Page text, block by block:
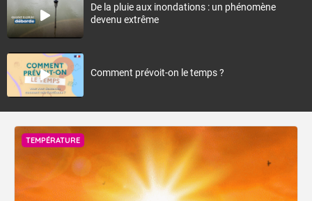
De la pluie aux inondations : un phénomène
devenu extrême
Comment prévoit-on le temps ?
TEMPÉRATURE